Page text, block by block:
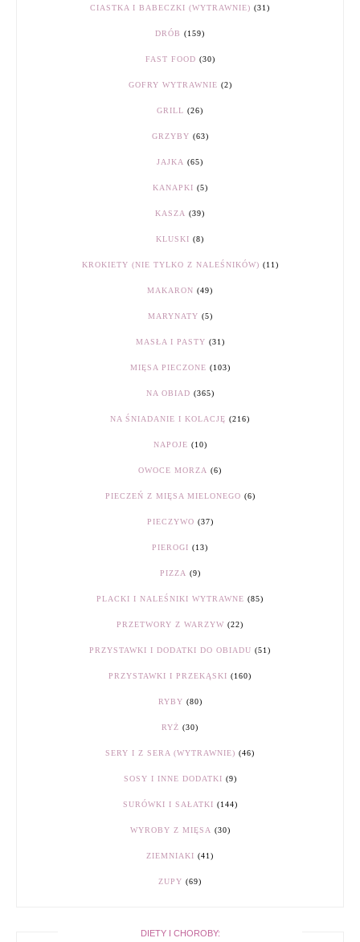
CIASTKA I BABECZKI (WYTRAWNIE) (31)
DRÓB (159)
FAST FOOD (30)
GOFRY WYTRAWNIE (2)
GRILL (26)
GRZYBY (63)
JAJKA (65)
KANAPKI (5)
KASZA (39)
KLUSKI (8)
KROKIETY (NIE TYLKO Z NALEŚNIKÓW) (11)
MAKARON (49)
MARYNATY (5)
MASŁA I PASTY (31)
MIĘSA PIECZONE (103)
NA OBIAD (365)
NA ŚNIADANIE I KOLACJĘ (216)
NAPOJE (10)
OWOCE MORZA (6)
PIECZEŃ Z MIĘSA MIELONEGO (6)
PIECZYWO (37)
PIEROGI (13)
PIZZA (9)
PLACKI I NALEŚNIKI WYTRAWNE (85)
PRZETWORY Z WARZYW (22)
PRZYSTAWKI I DODATKI DO OBIADU (51)
PRZYSTAWKI I PRZEKĄSKI (160)
RYBY (80)
RYŻ (30)
SERY I Z SERA (WYTRAWNIE) (46)
SOSY I INNE DODATKI (9)
SURÓWKI I SAŁATKI (144)
WYROBY Z MIĘSA (30)
ZIEMNIAKI (41)
ZUPY (69)
DIETY I CHOROBY: